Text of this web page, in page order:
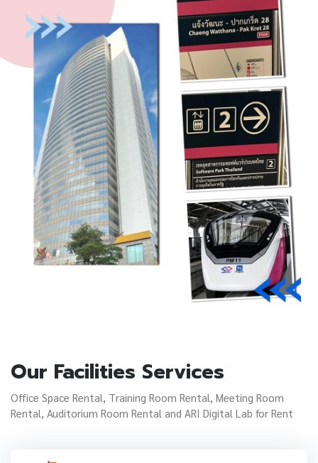
Our Facilities Services
Office Space Rental, Training Room Rental, Meeting Room
Rental, Auditorium Room Rental and ARI Digital Lab for Rent